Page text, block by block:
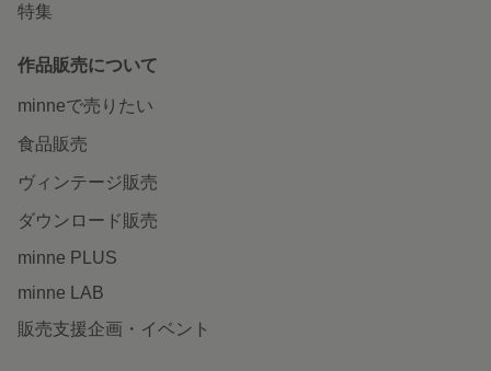
特集
作品販売について
minneで売りたい
食品販売
ヴィンテージ販売
ダウンロード販売
minne PLUS
minne LAB
販売支援企画・イベント